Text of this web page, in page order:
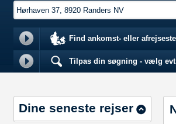
Find ankomst- eller
Tilpas din søgning - vælg
Dine seneste rejser